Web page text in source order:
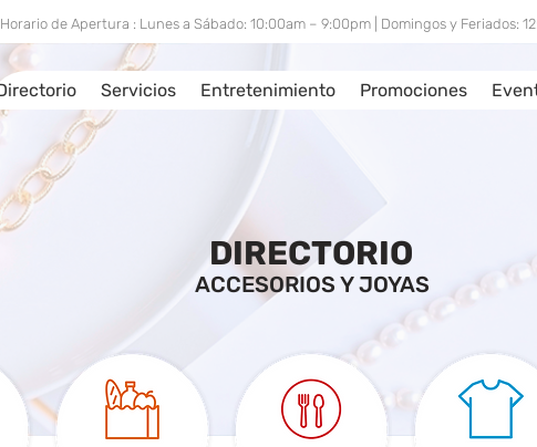
Servicios Entretenimiento Promociones
Horario de Apertura : Lunes a Sábado: 10:00am – 9:00pm | Domingos y Feriados:
DIRECTORIO
ACCESORIOS Y JOYAS